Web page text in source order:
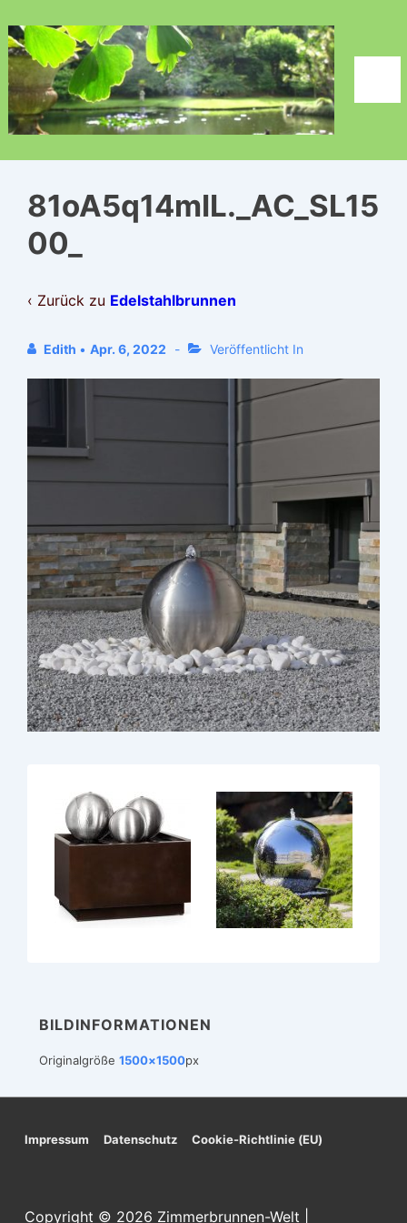
Zum
Inhalt
81oA5q14mIL._AC_SL15
00_
‹ Zurück zu Edelstahlbrunnen
Edith • Apr. 6, 2022 Veröffentlicht In
BILDINFORMATIONEN
Originalgröße 1500×1500px
Footer-
Impressum Datenschutz Cookie-Richtlinie (EU)
Copyright © 2026 Zimmerbrunnen-Welt